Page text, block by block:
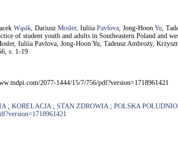
Wąsik, Dariusz Mosler, Iuliia Pavlova, Jong-Hoon Yu,
of student youth and adults in Southeastern Poland and
Iuliia Pavlova, Jong-Hoon Yu, Tadeusz Ambroży,
s. 1-19
2077-1444/15/7/756/pdf?version=1718961421
; KORELACJA; STAN ZDROWIA; POLSKA